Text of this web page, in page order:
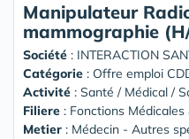
Manipulateur
mammographie
Société : INTERACTION
Catégorie : Offre emploi
Activité : Santé / Médical /
Filiere : Fonctions Médicales
Metier : Médecin - Autres